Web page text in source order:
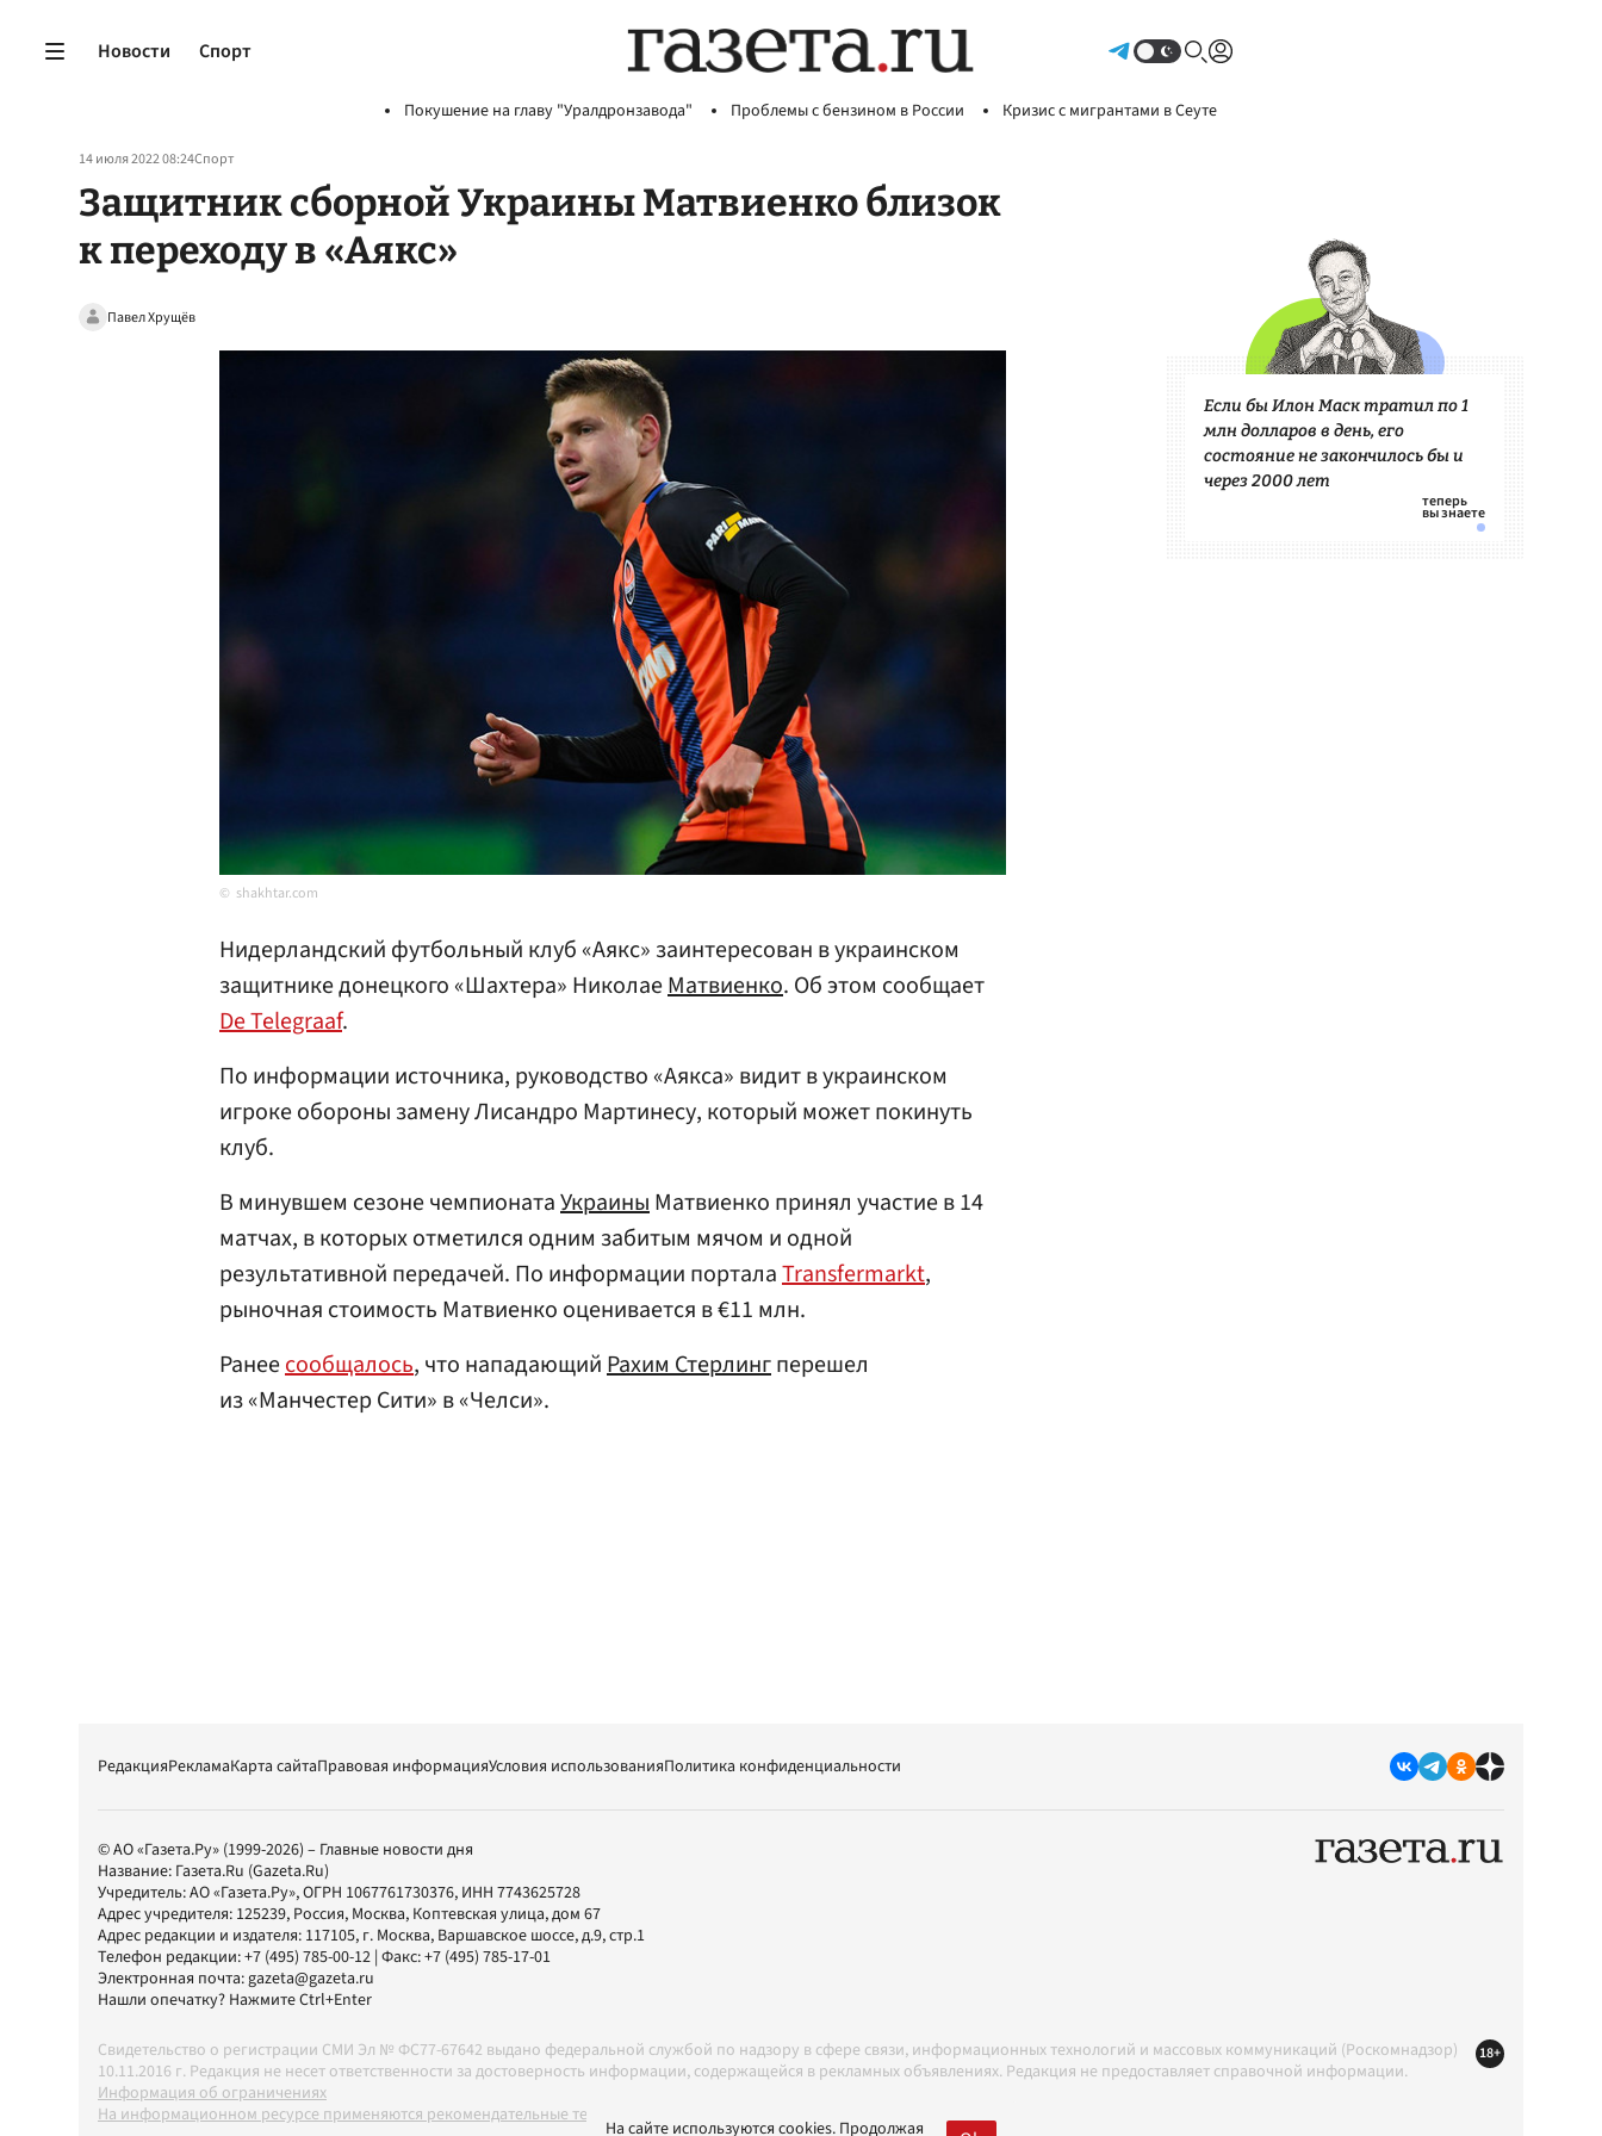
Новости Спорт
Покушение на главу "Уралдронзавода" Проблемы с бензином в России Кризис с мигрантами в Сеуте
14 июля 2022 08:24Спорт
Защитник сборной Украины Матвиенко близок
к переходу в «Аякс»
Павел Хрущёв
shakhtar.com
Нидерландский футбольный клуб «Аякс» заинтересован в украинском
защитнике донецкого «Шахтера» НиколаеМатвиенко. Об этом сообщает
De Telegraaf.
По информации источника, руководство «Аякса» видит в украинском
игроке обороны замену Лисандро Мартинесу, который может покинуть
клуб.
В минувшем сезоне чемпионатаУкраиныМатвиенко принял участие в 14
матчах, в которых отметился одним забитым мячом и одной
результативной передачей. По информации порталаTransfermarkt,
рыночная стоимость Матвиенко оценивается в €11 млн.
Ранеесообщалось, что нападающийРахим Стерлингперешел
из «Манчестер Сити» в «Челси».
Если бы Илон Маск тратил по 1
млн долларов в день, его
состояние не закончилось бы и
через 2000 лет
РедакцияРекламаКарта сайтаПравовая информацияУсловия использованияПолитика конфиденциальности
© АО «Газета.Ру» (1999-2026) – Главные новости дня
Название: Газета.Ru (Gazeta.Ru)
Учредитель:АО «Газета.Ру», ОГРН 1067761730376, ИНН 7743625728
Адрес учредителя: 125239, Россия, Москва, Коптевская улица, дом 67
Адрес редакции и издателя: 117105, г. Москва, Варшавское шоссе, д.9, стр.1
Телефон редакции:+7 (495) 785-00-12 | Факс:+7 (495) 785-17-01
Электронная почта:gazeta@gazeta.ru
Нашли опечатку? Нажмите Ctrl+Enter
Свидетельство о регистрации СМИ Эл № ФС77-67642 выдано федеральной службой по надзору в сфере связи, информационных технологий и массовых коммуникаций (Роскомнадзор)
10.11.2016 г. Редакция не несет ответственности за достоверность информации, содержащейся в рекламных объявлениях. Редакция не предоставляет справочной информации.
Информация об ограничениях
На информационном ресурсе применяются рекомендательные технологии в соответствии с Правилами
18+
На сайте используются cookies. Продолжая